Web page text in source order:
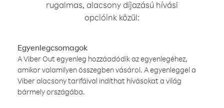
rugalmas, alacsony díjazású hívási
opcióink közül:
Egyenlegcsomagok
A Viber Out egyenleg hozzáadódik az egyenlegéhez,
amikor valamilyen összegben vásárol. A egyenleggel a
Viber alacsony tarifáival indíthat hívásokat a világ
bármely országába.